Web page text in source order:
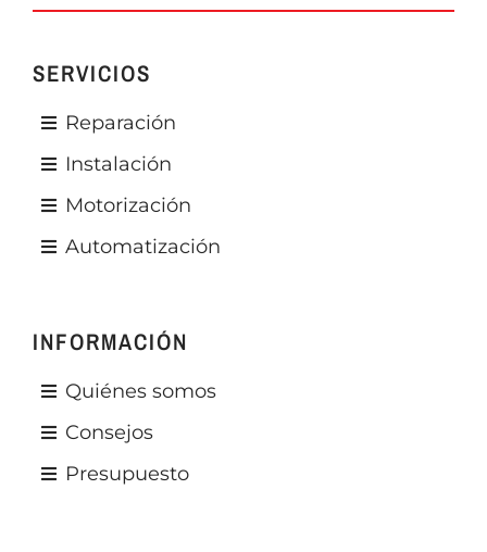
SERVICIOS
Reparación
Instalación
Motorización
Automatización
INFORMACIÓN
Quiénes somos
Consejos
Presupuesto